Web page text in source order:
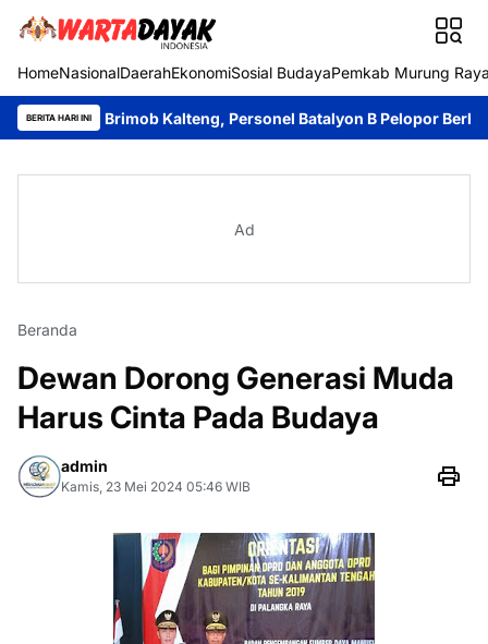
HomeNasionalDaerahEkonomiSosial BudayaPemkab Murung
BERITA HARI INI
Brimob Kalteng, Personel Batalyon B Pelopor Berbagi
Ad
Beranda
Dewan Dorong Generasi Muda
Harus Cinta Pada Budaya
admin
Kamis, 23 Mei 2024 05:46 WIB